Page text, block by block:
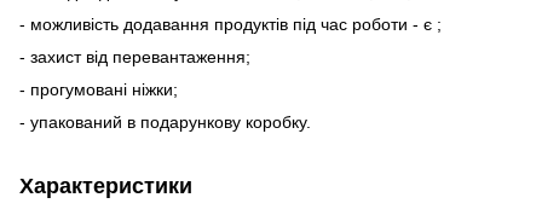
- можливість додавання продуктів під час роботи - є ;
- захист від перевантаження;
- прогумовані ніжки;
- упакований в подарункову коробку.
Характеристики